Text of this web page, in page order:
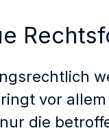
vor
die